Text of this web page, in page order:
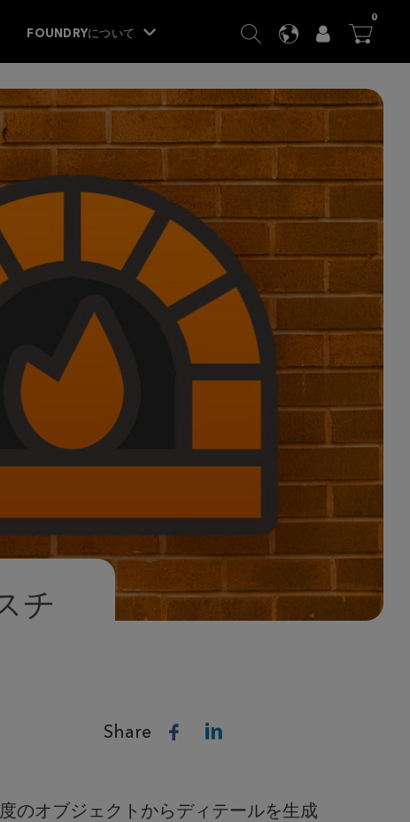
FOUNDRYについて  SEARCH
LANGUAGE
USER

0ITEMS
チ
Share
のオブジェクトからディテールを生成